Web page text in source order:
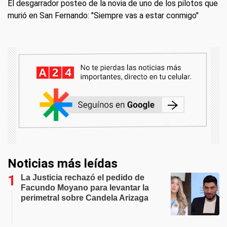
El desgarrador posteo de la novia de uno de los pilotos que
murió en San Fernando: "Siempre vas a estar conmigo"
Noticias más leídas
La Justicia rechazó el pedido de
Facundo Moyano para levantar la
perimetral sobre Candela Arizaga